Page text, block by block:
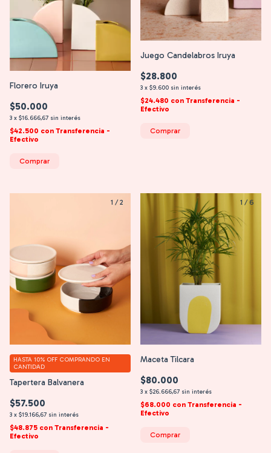
Florero Iruya
$50.000
3 x $16.666,67 sin interés
$42.500 con Transferencia -
Efectivo
Comprar
Juego Candelabros Iruya
$28.800
3 x $9.600 sin interés
$24.480 con Transferencia -
Efectivo
Comprar
1 /2
Tapertera Balvanera
$57.500
3 x $19.166,67 sin interés
HASTA 10% OFF COMPRANDO EN
CANTIDAD
$48.875 con Transferencia -
Efectivo
1 / 6
Maceta Tilcara
$80.000
3 x $26.666,67 sin interés
$68.000 con Transferencia -
Efectivo
Comprar